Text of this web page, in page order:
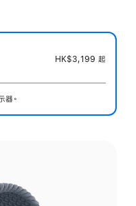
HK$3,199 起
器。